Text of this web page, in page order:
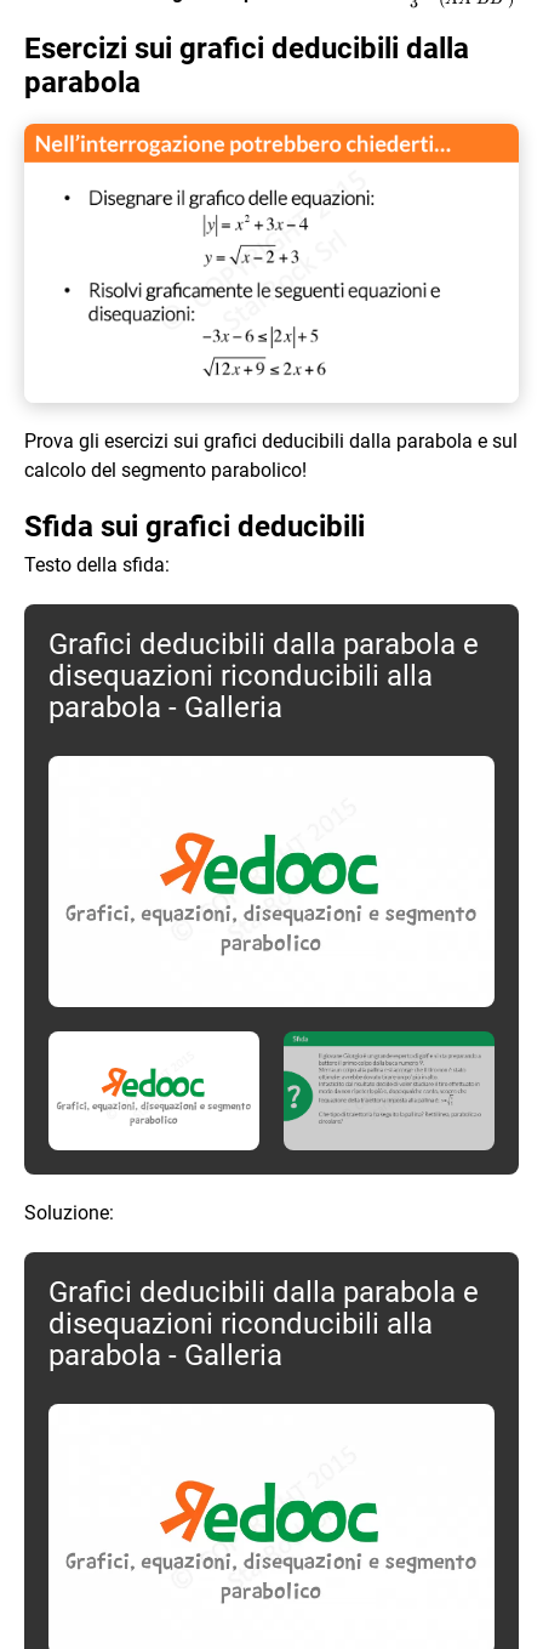
Esercizi sui grafici deducibili dalla
parabola
Prova gli esercizi sui grafici deducibili dalla parabola e sul
calcolo del segmento parabolico!
Sfida sui grafici deducibili
Testo della sfida:
Grafici deducibili dalla parabola e
disequazioni riconducibili alla
parabola - Galleria
Soluzione:
Grafici deducibili dalla parabola e
disequazioni riconducibili alla
parabola - Galleria